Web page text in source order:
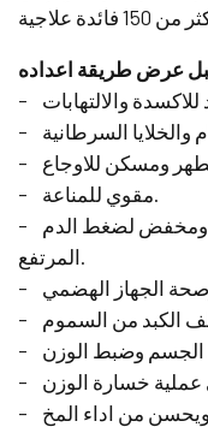
– مقوي للمناعة.
– منظم لمعدل الكوليسترول في الدم ومخفض لضغط الدم
المرتفع.